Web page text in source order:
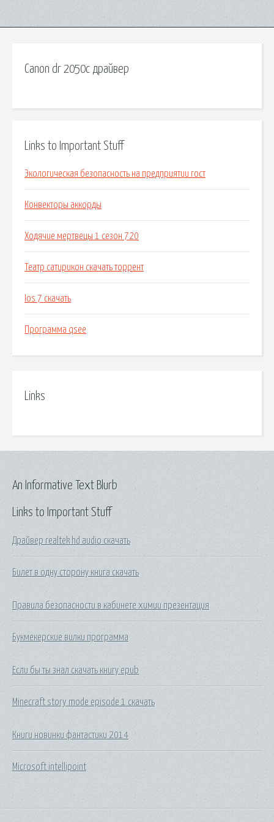
Canon dr 2050c драйвер
Links to Important Stuff
Экологическая безопасность на предприятии гост
Конвекторы аккорды
Ходячие мертвецы 1 сезон 720
Театр сатирикон скачать торрент
Ios 7 скачать
Программа qsee
Links
Links to Important Stuff
Драйвер realtek hd audio скачать
Билет в одну сторону книга скачать
Правила безопасности в кабинете химии презентация
Букмекерские вилки программа
Если бы ты знал скачать книгу epub
Minecraft story mode episode 1 скачать
Книги новинки фантастики 2014
Microsoft intellipoint
An Informative Text Blurb